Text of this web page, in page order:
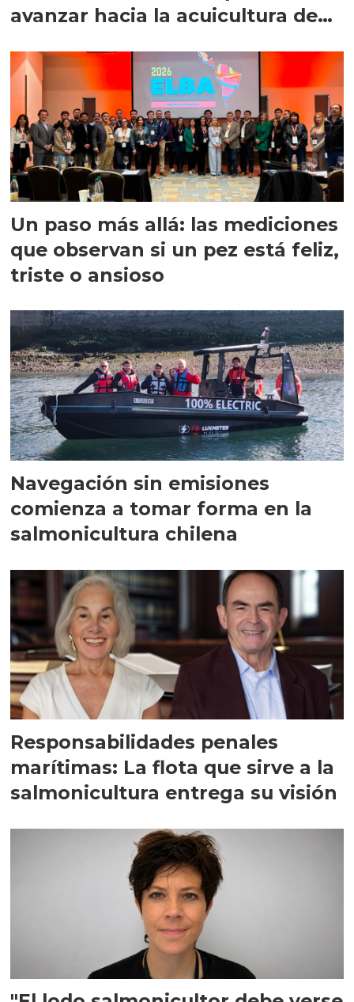
avanzar hacia la acuicultura de
Un paso más allá: las mediciones
que observan si un pez está feliz,
triste o ansioso
Navegación sin emisiones
comienza a tomar forma en la
salmonicultura chilena
Responsabilidades penales
marítimas: La flota que sirve a la
salmonicultura entrega su visión